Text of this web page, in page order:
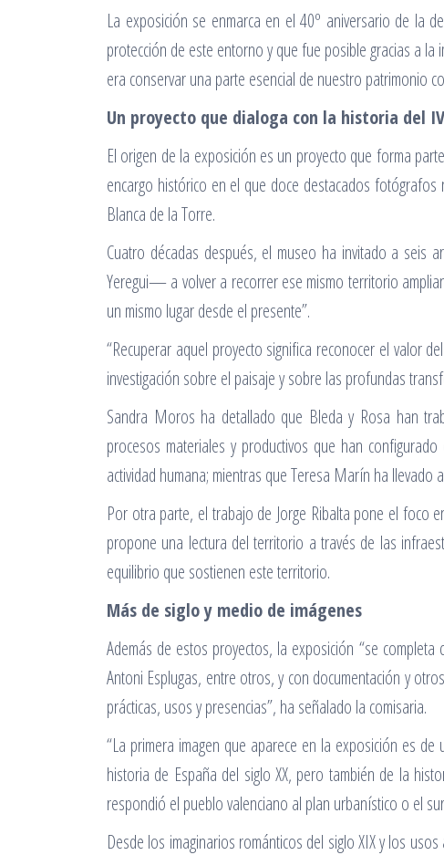
La exposición se enmarca en el 40º aniversario de la
protección de este entorno y que fue posible gracias a la
era conservar una parte esencial de nuestro patrimonio
Un proyecto que dialoga con la historia del
El origen de la exposición es un proyecto que forma
encargo histórico en el que doce destacados
Blanca de la Torre.
Cuatro décadas después, el museo ha invitado a seis
Yeregui— a volver a recorrer ese mismo territorio
un mismo lugar desde el presente”.
“Recuperar aquel proyecto significa reconocer el valor
investigación sobre el paisaje y sobre las profundas
Sandra Moros ha detallado que Bleda y Rosa han
procesos materiales y productivos que han
actividad humana; mientras que Teresa Marín ha
Por otra parte, el trabajo de Jorge Ribalta pone el foco
propone una lectura del territorio a través de las
equilibrio que sostienen este territorio.
Más de siglo y medio de imágenes
Además de estos proyectos, la exposición “se
Antoni Esplugas, entre otros, y con documentación y
prácticas, usos y presencias”, ha señalado la comisaria.
“La primera imagen que aparece en la exposición es
historia de España del siglo XX, pero también de la
respondió el pueblo valenciano al plan urbanístico o el
Desde los imaginarios románticos del siglo XIX y los